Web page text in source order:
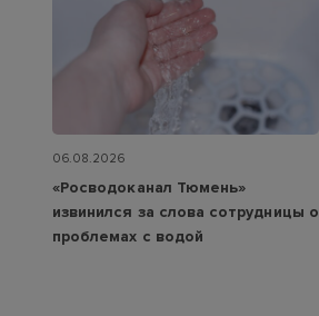
06.08.2026
«Росводоканал Тюмень»
извинился за слова сотрудницы о
проблемах с водой